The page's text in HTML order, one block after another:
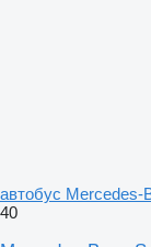
автобус Mercedes-
40